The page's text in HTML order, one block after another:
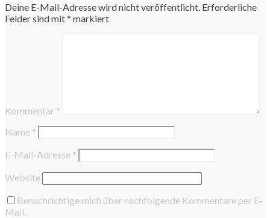
Deine E-Mail-Adresse wird nicht veröffentlicht. Erforderliche
Felder sind mit* markiert
Kommentar *
Name *
E-Mail-Adresse *
Website
Benachrichtige mich über nachfolgende Kommentare per E-
Mail.